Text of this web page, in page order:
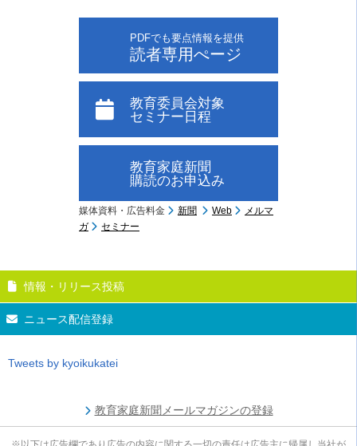
PDFでも要点情報を提供
読者専用ぺージ
教育委員会対象
セミナー日程
教育家庭新聞
購読のお申込み
媒体資料・広告料金 新聞 Web
メルマ
ガ
セミナー
情報・リリース投稿
ニュース配信登録
Tweets by kyoikukatei
教育家庭新聞メールマガジンの登録